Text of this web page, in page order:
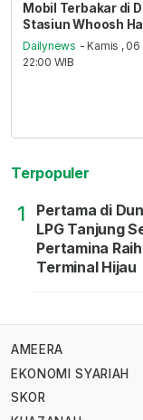
Mobil Terbakar di
Stasiun Whoosh
Dailynews - Kamis ,
22:00 WIB
Terpopuler
1
Pertama di
LPG Tanjung
Pertamina
Terminal Hijau
AMEERA
EKONOMI SYARIAH
SKOR